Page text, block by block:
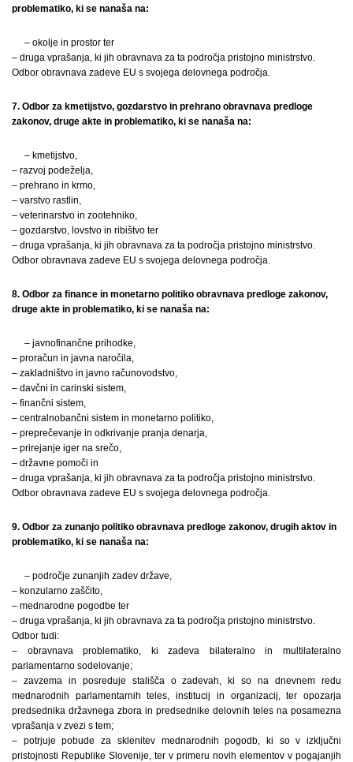
problematiko, ki se nanaša na:
– okolje in prostor ter
– druga vprašanja, ki jih obravnava za ta področja pristojno ministrstvo.
Odbor obravnava zadeve EU s svojega delovnega področja.
7. Odbor za kmetijstvo, gozdarstvo in prehrano obravnava predloge
zakonov, druge akte in problematiko, ki se nanaša na:
– kmetijstvo,
– razvoj podeželja,
– prehrano in krmo,
– varstvo rastlin,
– veterinarstvo in zootehniko,
– gozdarstvo, lovstvo in ribištvo ter
– druga vprašanja, ki jih obravnava za ta področja pristojno ministrstvo.
Odbor obravnava zadeve EU s svojega delovnega področja.
8. Odbor za finance in monetarno politiko obravnava predloge zakonov,
druge akte in problematiko, ki se nanaša na:
– javnofinančne prihodke,
– proračun in javna naročila,
– zakladništvo in javno računovodstvo,
– davčni in carinski sistem,
– finančni sistem,
– centralnobančni sistem in monetarno politiko,
– preprečevanje in odkrivanje pranja denarja,
– prirejanje iger na srečo,
– državne pomoči in
– druga vprašanja, ki jih obravnava za ta področja pristojno ministrstvo.
Odbor obravnava zadeve EU s svojega delovnega področja.
9. Odbor za zunanjo politiko obravnava predloge zakonov, drugih aktov in
problematiko, ki se nanaša na:
– področje zunanjih zadev države,
– konzularno zaščito,
– mednarodne pogodbe ter
– druga vprašanja, ki jih obravnava za ta področja pristojno ministrstvo.
Odbor tudi:
– obravnava problematiko, ki zadeva bilateralno in multilateralno
parlamentarno sodelovanje;
– zavzema in posreduje stališča o zadevah, ki so na dnevnem redu
mednarodnih parlamentarnih teles, institucij in organizacij, ter opozarja
predsednika državnega zbora in predsednike delovnih teles na posamezna
vprašanja v zvezi s tem;
– potrjuje pobude za sklenitev mednarodnih pogodb, ki so v izključni
pristojnosti Republike Slovenije, ter v primeru novih elementov v pogajanjih